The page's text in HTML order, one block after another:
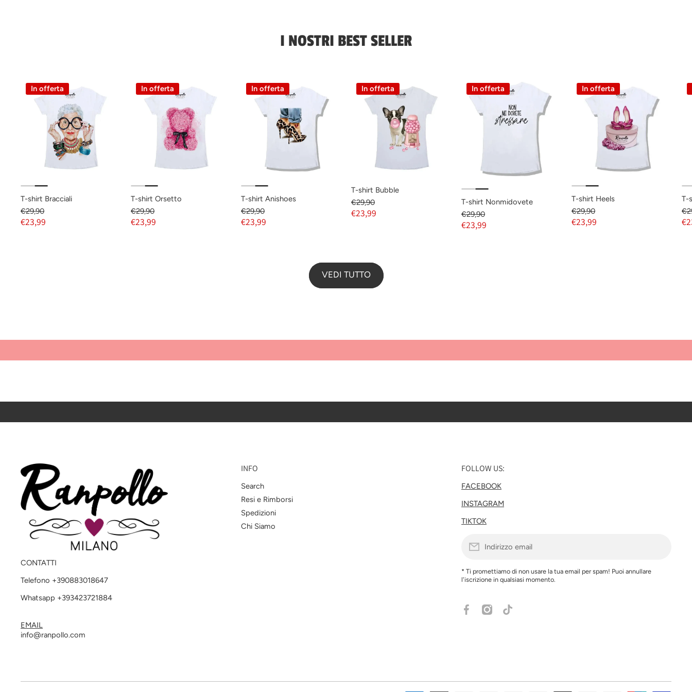
I NOSTRI BEST SELLER
In offerta
T-shirt Bracciali
€29,90
€23,99
In offerta
T-shirt Orsetto
€29,90
€23,99
In offerta
T-shirt Anishoes
€29,90
€23,99
In offerta
T-shirt Bubble
€29,90
€23,99
In offerta
T-shirt Nonmidovete
€29,90
€23,99
In offerta
T-shirt Heels
€29,90
€23,99
T-
VEDI TUTTO
CONTATTI
Telefono +390883018647
Whatsapp +393423721884
EMAIL
info@ranpollo.com
INFO
Search
Resi e Rimborsi
Spedizioni
Chi Siamo
FOLLOW US:
FACEBOOK
INSTAGRAM
TIKTOK
Indirizzo email
* Ti promettiamo di non usare la tua email per spam! Puoi annullare
l'iscrizione in qualsiasi momento.
facebookcom/share/1EXFnxcsZo/?mibextid=wwXIfr
instagramcom/ranpollo?
tiktokcom/@ranpolloshop?_r=1&_t=ZN-